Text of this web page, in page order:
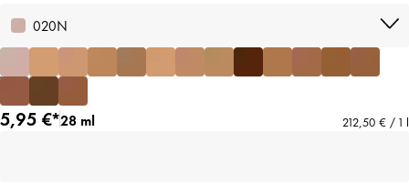
020N
5,95 €*28 ml 212,50 € / 1 l